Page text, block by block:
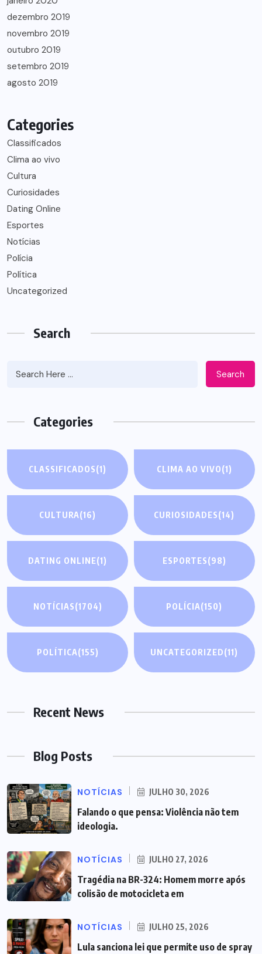
dezembro 2019
novembro 2019
outubro 2019
setembro 2019
agosto 2019
Categories
Classificados
Clima ao vivo
Cultura
Curiosidades
Dating Online
Esportes
Notícias
Polícia
Política
Uncategorized
Search
Search
Categories
CLASSIFICADOS(1) CLIMA AO VIVO(1)
CULTURA(16) CURIOSIDADES(14)
DATING ONLINE(1) ESPORTES(98)
NOTÍCIAS(1704) POLÍCIA(150)
POLÍTICA(155) UNCATEGORIZED(11)
Recent News
Blog Posts
NOTÍCIAS JULHO 30, 2026
Falando o que pensa: Violência não tem
ideologia.
NOTÍCIAS JULHO 27, 2026
Tragédia na BR-324: Homem morre após
colisão de motocicleta em
NOTÍCIAS JULHO 25, 2026
Lula sanciona lei que permite uso de spray